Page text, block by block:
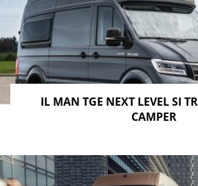
IL MAN TGE NEXT LEVEL SI
CAMPER